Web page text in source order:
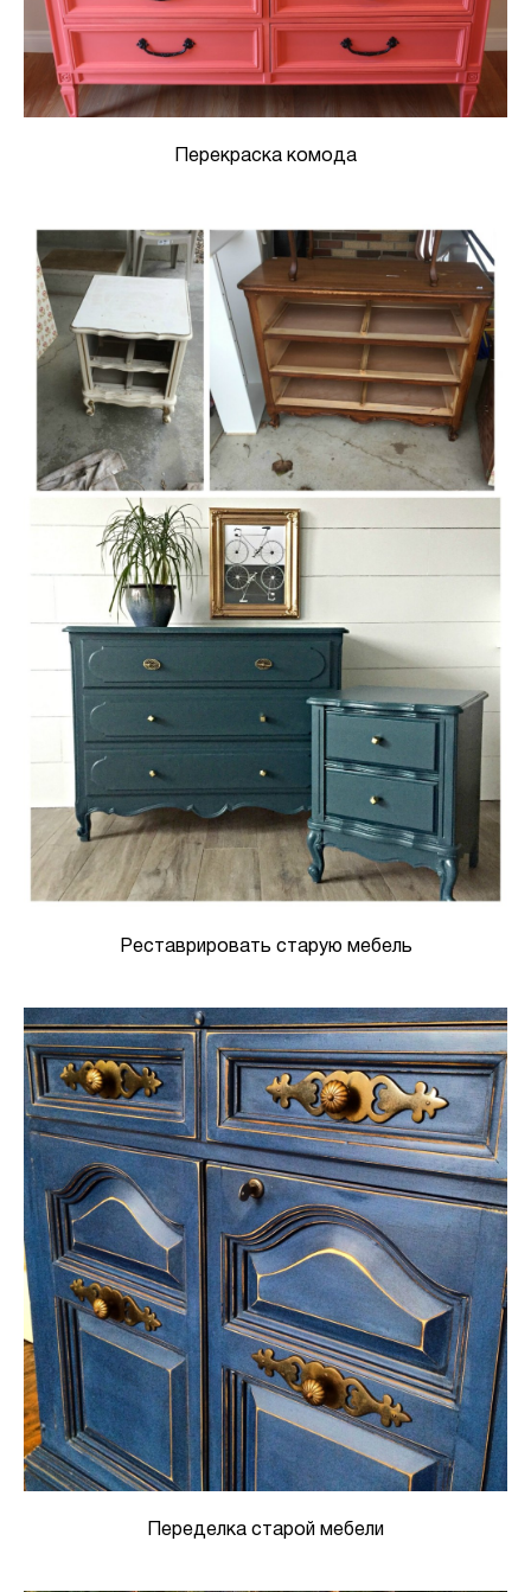
Перекраска комода
Реставрировать старую мебель
Переделка старой мебели